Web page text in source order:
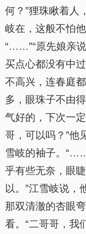
何？”狸珠瞅着人
岐在，这般不怕
“……”“原先娘亲
买点心都没有中
不高兴，连春庭
多，眼珠子不由
气好的，下次一
哥，可以吗？”他
雪岐的袖子。
乎有些无奈，眼
以。”江雪岐说，
那双清澈的杏眼
看。“二哥哥，我